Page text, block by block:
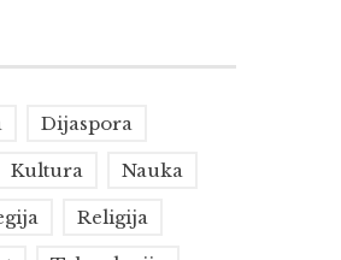
Dijaspora
Kultura Nauka
Religija